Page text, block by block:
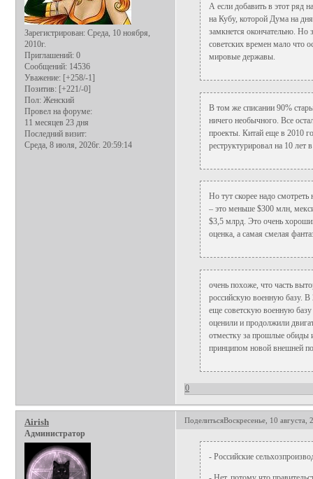
Зарегистрирован: Среда, 10 ноября,
2010г.
Приглашений: 0
Сообщений: 14536
Уважение: [+258/-1]
Позитив: [+221/-0]
Пол: Женский
Провел на форуме:
11 месяцев 23 дня
Последний визит:
Среда, 8 июля, 2026г. 20:59:14
А если добавить в этот ряд
на Кубу, которой Дума на
замкнется окончательно.
советских времен мало что
мировые державы.
В том же списании 90%
ничего необычного. Все
проекты. Китай еще в 2010
реструктурировал на 10 лет
Но тут скорее надо
– это меньше $300 млн,
$3,5 млрд. Это очень
оценка, а самая смелая
очень похоже, что часть
российскую военную базу. В
еще советскую военную
оценили и продолжили
отместку за прошлые обиды
принципом новой внешней
0
ПоделитьсяВоскресенье, 10 августа,
Airish
Администратор
- Российские